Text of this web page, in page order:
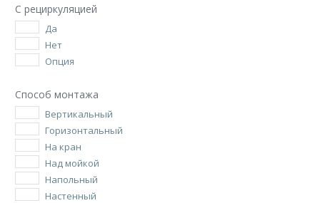
С рециркуляцией
Да
Нет
Опция
Способ монтажа
Вертикальный
Горизонтальный
На кран
Над мойкой
Напольный
Настенный